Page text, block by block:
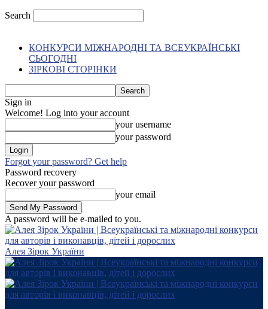
Search
КОНКУРСИ МІЖНАРОДНІ ТА ВСЕУКРАЇНСЬКІ
СЬОГОДНІ
ЗІРКОВІ СТОРІНКИ
Sign in
Welcome! Log into your account
your username
your password
Forgot your password? Get help
Password recovery
Recover your password
your email
A password will be e-mailed to you.
Алея Зірок України